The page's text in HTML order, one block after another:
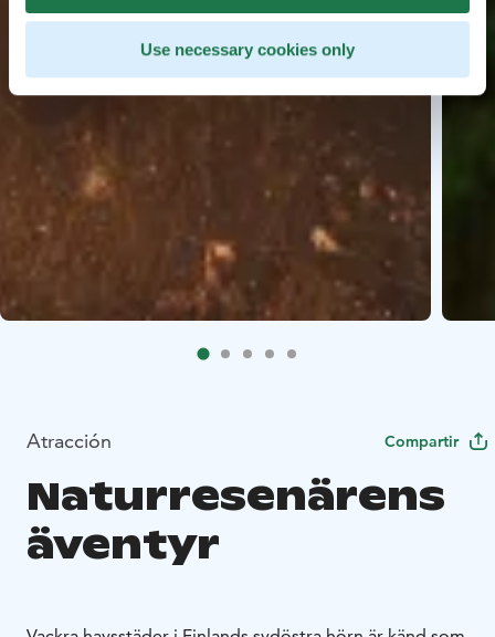
Use necessary cookies only
Atracción Compartir
Naturresenärens
äventyr